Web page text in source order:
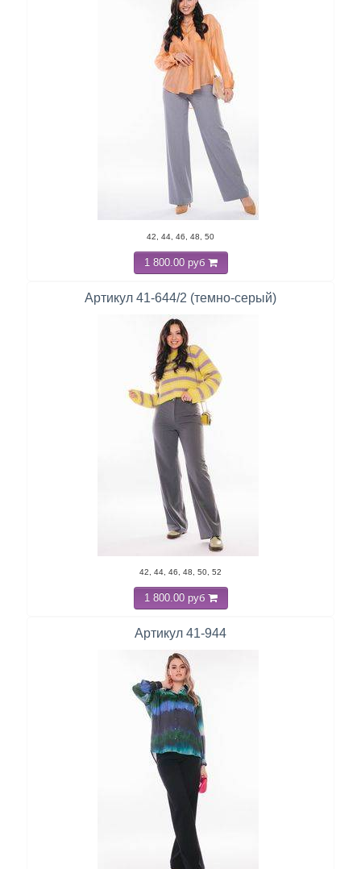
42, 44, 46, 48, 50
1 800.00 руб
Артикул 41-644/2 (темно-серый)
42, 44, 46, 48, 50, 52
1 800.00 руб
Артикул 41-944